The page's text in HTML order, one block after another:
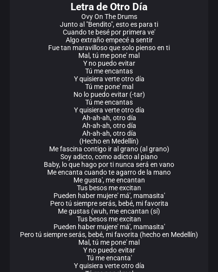
Letra de Otro Día
Ovy On The Drums
Junto al "Bendito", esto es para ti
Cuando te besé por primera ve'
Algo extraño empecé a sentir
Fue tan maravilloso que solo pienso en ti
Mal, tú me pone' mal
Y no puedo evitar
Tú me encantas
Y quisiera verte otro día
Tú me pone' mal
No lo puedo evitar (-tar)
Tú me encantas
Y quisiera verte otro día
Ah-ah-ah, otro día
Ah-ah-ah, otro día
Ah-ah-ah, otro día
(Hecho en Medellín)
Me fascina contigo ir al grano (al grano)
Soy adicto, como adicto al piano
Baby, lo que hago por ti nunca será en vano
Me encanta cuando te agarro de la mano
Me gusta', me encantan
Tus besos me excitan
Pueden haber mujere' má', mamasita'
Pero tú siempre serás, bebé, mi favorita
Me gustas (wuh, me encantan (sí)
Tus besos me excitan
Pueden haber mujere' má', mamasita'
Pero tú siempre serás, bebé, mi favorita (hecho en Medellín)
Mal, tú me pone' mal
Y no puedo evitar
Tú me encanta'
Y quisiera verte otro día